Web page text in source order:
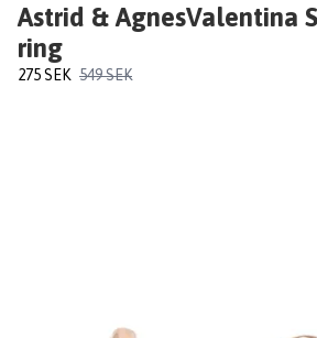
Astrid & AgnesValentina
ring
275 SEK 549 SEK